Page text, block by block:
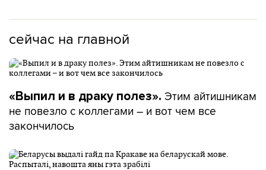
сейчас на главной
«Выпил и в драку полез». Этим айтишникам
не повезло с коллегами – и вот чем все
закончилось